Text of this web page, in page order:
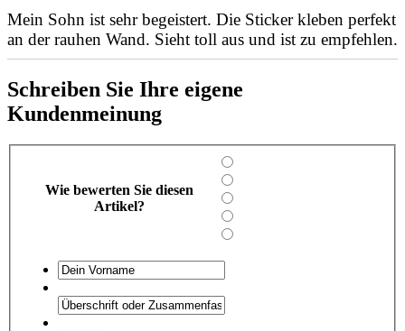
Mein Sohn ist sehr begeistert. Die Sticker kleben perfekt
an der rauhen Wand. Sieht toll aus und ist zu empfehlen.
Schreiben Sie Ihre eigene
Kundenmeinung
Wie bewerten Sie diesen
Artikel?